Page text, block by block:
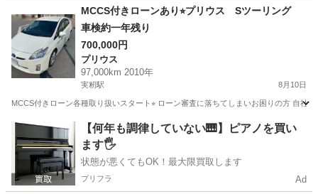
野田市駅 プリウス
MCCS付きローンあり⭐︎プリウス Sツーリング
車検約一年残り
700,000円
プリウス
97,000km 2010年
実籾駅 8月10日
MCCS付きローン各種取り扱いスタート⭐︎ ローン審査に落ちてしまいお困りの方 自
千葉 千葉市 実籾駅 プリウス MCCS
【何年も調律していない🎹】ピアノを買い
ます🖐️
状態が悪くてもOK！最大限買取します
プリフラ Ad